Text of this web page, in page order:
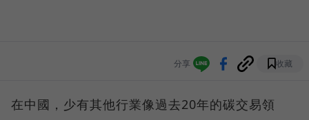
分享 收藏
在中國，少有其他行業像過去20年的碳交易領